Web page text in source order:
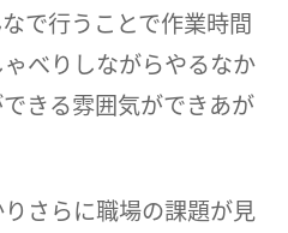
で行うことで作業時間
べりしながらやるなか
きる雰囲気ができあが
さらに職場の課題が見